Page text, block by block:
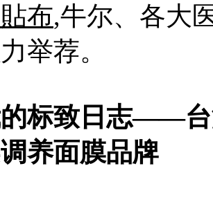
布,牛尔、各大
举荐。
标致日志——台
养面膜品牌